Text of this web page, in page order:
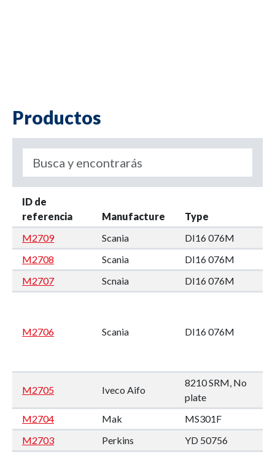
Productos
ID de
referencia
Manufacture
Type
M2709
Scania
DI16 076M
M2708
Scania
DI16 076M
M2707
Scnaia DI16 076M
M2706 Scania DI16 076M
M2705 Iveco Aifo
8210 SRM, No
plate
M2704
Mak
MS301F
M2703
Perkins YD 50756